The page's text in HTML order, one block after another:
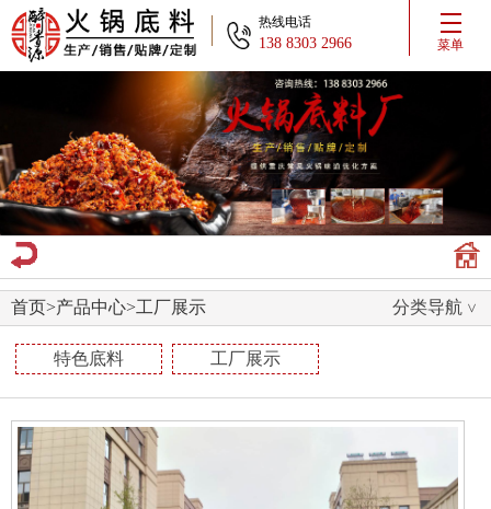
热线电话
138 8303 2966 菜单
首页>产品中心>工厂展示 分类导航
特色底料 工厂展示